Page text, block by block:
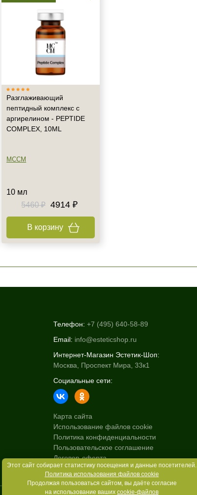
Разглаживающий
пептидный комплекс с
аргирелином - PEPTIDE
COMPLEX, 10ML
MCCM
10 мл
5460 ₽ 4914 ₽
В корзину
Телефон: +7 (495) 640-58-89
Email: info@esteticshop.ru
Интернет-Магазин Эстетик-Шоп:
Москва, Проспект Мира, 33к1
Социальные сети:
Карта сайта
Использование файлов cookie
Политика конфиденциальности
Пользовательское соглашение
Договор-оферта
Этот сайт собирает статистику посещения и данные посетителей.
Политика использования файлов cookie
Продолжая пользоваться сайтом, вы даёте согласие
на использование ваших cookie-файлов